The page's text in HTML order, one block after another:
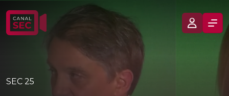
SEC 25